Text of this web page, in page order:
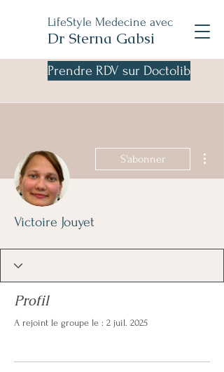
LifeStyle Medecine avec
Dr Sterna Gabsi
Prendre RDV sur Doctolib
S'abonner
Victoire Jouyet
Profil
A rejoint le groupe le : 2 juil. 2025